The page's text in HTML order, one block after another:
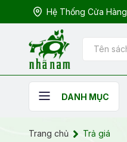
Hệ Thống Cửa Hàng
DANH MỤC
Trang chủ Trả giá